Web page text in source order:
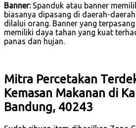
Banner:Spanduk atau banner
biasanya dipasang di daerah-
dilalui orang. Banner yang
memiliki daya tahan yang kuat
panas dan hujan.
Mitra Percetakan
Kemasan Makanan di
Bandung, 40243